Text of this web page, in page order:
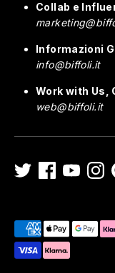
Collab e
Informazioni
info@biffoli.it
Work with Us,
web@biffoli.it
Metodi
di
pagamento